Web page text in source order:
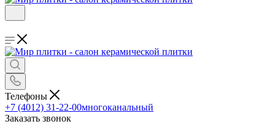
Телефоны
+7 (4012) 31-22-00многоканальный
Заказать звонок